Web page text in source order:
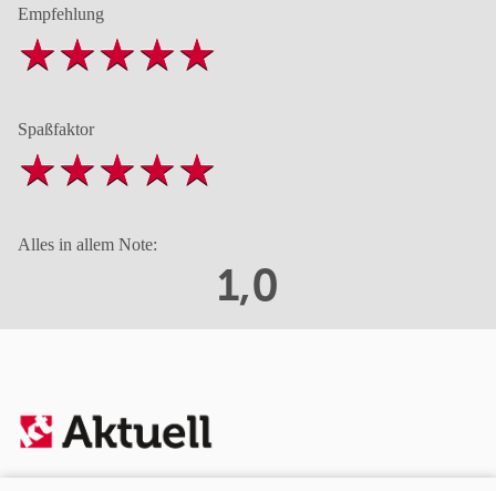
Empfehlung
Spaßfaktor
Alles in allem Note:
1,0